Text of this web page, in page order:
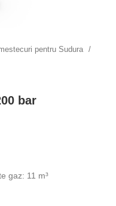
pentru Sudura
bar
gaz: 11 m³